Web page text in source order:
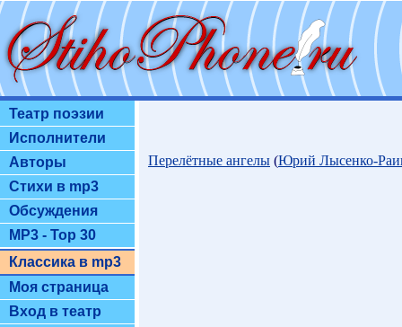
Театр поэзии
Исполнители
Авторы
Стихи в mp3
Обсуждения
MP3 - Top 30
Классика в mp3
Моя страница
Вход в театр
Перелётные ангелы (Юрий Лысенко-